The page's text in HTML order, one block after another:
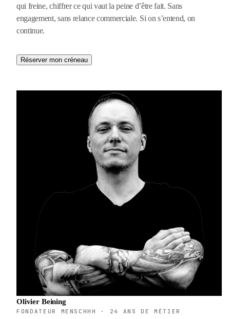
qui freine, chiffrer ce qui vaut la peine d’être fait. Sans
engagement, sans relance commerciale. Si on s’entend, on
continue.
Réserver mon créneau
Olivier Beining
FONDATEUR MENSCHHH · 24 ANS DE MÉTIER